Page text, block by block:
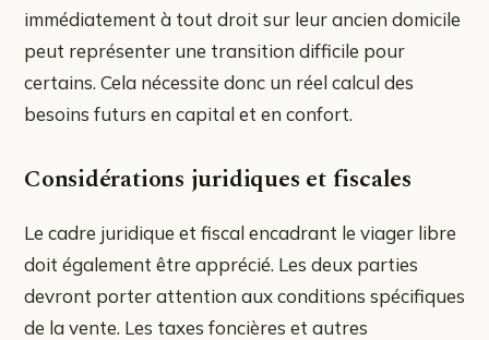
immédiatement à tout droit sur leur ancien domicile
peut représenter une transition difficile pour
certains. Cela nécessite donc un réel calcul des
besoins futurs en capital et en confort.
Considérations juridiques et fiscales
Le cadre juridique et fiscal encadrant le viager libre
doit également être apprécié. Les deux parties
devront porter attention aux conditions spécifiques
de la vente. Les taxes foncières et autres